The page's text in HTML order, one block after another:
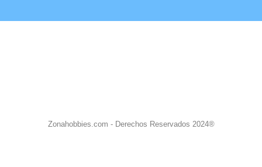
Zonahobbies.com - Derechos Reservados 2024®